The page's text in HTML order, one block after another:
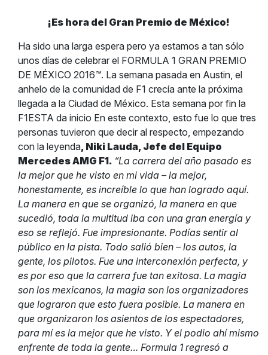
¡Es hora del Gran Premio de México!
Ha sido una larga espera pero ya estamos a tan sólo
unos días de celebrar el FORMULA 1 GRAN PREMIO
DE MÉXICO 2016™. La semana pasada en Austin, el
anhelo de la comunidad de F1 crecía ante la próxima
llegada a la Ciudad de México. Esta semana por fin la
F1ESTA da inicio En este contexto, esto fue lo que tres
personas tuvieron que decir al respecto, empezando
con la leyenda, Niki Lauda, Jefe del Equipo
Mercedes AMG F1. “La carrera del año pasado es
la mejor que he visto en mi vida – la mejor,
honestamente, es increíble lo que han logrado aquí.
La manera en que se organizó, la manera en que
sucedió, toda la multitud iba con una gran energía y
eso se reflejó. Fue impresionante. Podías sentir al
público en la pista. Todo salió bien – los autos, la
gente, los pilotos. Fue una interconexión perfecta, y
es por eso que la carrera fue tan exitosa. La magia
son los mexicanos, la magia son los organizadores
que lograron que esto fuera posible. La manera en
que organizaron los asientos de los espectadores,
para mí es la mejor que he visto. Y el podio ahí mismo
enfrente de toda la gente… Formula 1 regresó a